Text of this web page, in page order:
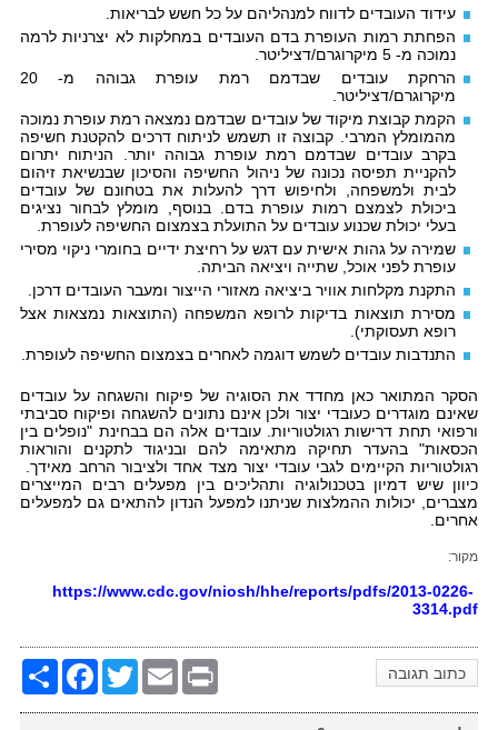
עידוד העובדים לדווח למנהליהם על כל חשש לבריאות.
הפחתת רמות העופרת בדם העובדים במחלקות לא יצרניות לרמה
נמוכה מ- 5 מיקרוגרם/דציליטר.
הרחקת עובדים שבדמם רמת עופרת גבוהה מ- 20
מיקרוגרם/דציליטר.
הקמת קבוצת מיקוד של עובדים שבדמם נמצאה רמת עופרת נמוכה
מהמומלץ המרבי. קבוצה זו תשמש לניתוח דרכים להקטנת חשיפה
בקרב עובדים שבדמם רמת עופרת גבוהה יותר. הניתוח יתרום
להקניית תפיסה נכונה של ניהול החשיפה והסיכון שבנשיאת זיהום
לבית ולמשפחה, ולחיפוש דרך להעלות את בטחונם של עובדים
ביכולת לצמצם רמות עופרת בדם. בנוסף, מומלץ לבחור נציגים
בעלי יכולת שכנוע עובדים על התועלת בצמצום החשיפה לעופרת.
שמירה על גהות אישית עם דגש על רחיצת ידיים בחומרי ניקוי מסירי
עופרת לפני אוכל, שתייה ויציאה הביתה.
התקנת מקלחות אוויר ביציאה מאזורי הייצור ומעבר העובדים דרכן.
מסירת תוצאות בדיקות לרופא המשפחה (התוצאות נמצאות אצל
רופא תעסוקתי).
התנדבות עובדים לשמש דוגמה לאחרים בצמצום החשיפה לעופרת.
הסקר המתואר כאן מחדד את הסוגיה של פיקוח והשגחה על עובדים
שאינם מוגדרים כעובדי יצור ולכן אינם נתונים להשגחה ופיקוח סביבתי
ורפואי תחת דרישות רגולטוריות. עובדים אלה הם בבחינת "נופלים בין
הכסאות" בהעדר תחיקה מתאימה להם ובניגוד לתקנים והוראות
רגולטוריות הקיימים לגבי עובדי יצור מצד אחד ולציבור הרחב מאידך.
כיוון שיש דמיון בטכנולוגיה ותהליכים בין מפעלים רבים המייצרים
מצברים, יכולות ההמלצות שניתנו למפעל הנדון להתאים גם למפעלים
אחרים.
מקור:
https://www.cdc.gov/niosh/hhe/reports/pdfs/2013-0226-
3314.pdf
כתוב תגובה ShareFacebookTwitter Email Print